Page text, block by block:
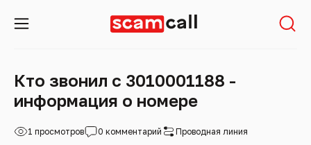
Кто звонил с 3010001188 -
информация о номере
1 просмотров 0 комментарий Проводная линия